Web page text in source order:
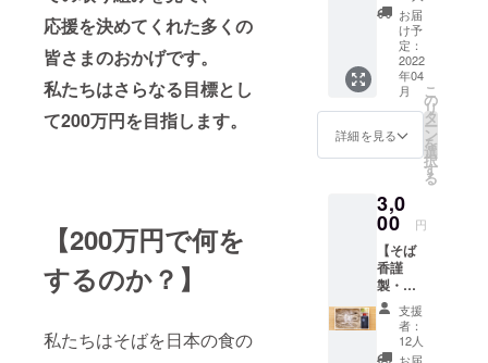
応援を決めてくれた多くの
皆さまのおかげです。
私たちはさらなる目標とし
て200万円を目指します。
【200万円で何を
するのか？】
私たちはそばを日本の食の
もった
メッ
セー
ジ】 支
援され
た画面
を注文
時点で
お見せ
くださ
名店／
日吉店
／妙蓮
寺本店
にて使
用でき
ます。
支援者
限定で
+200円
お届
け予
定：
2022
年04
月
詳細を見る
こ
の
リ
タ
ー
ン
を
選
択
す
る
3,0
00 円
【そば
香謹
製・そ
ばセッ
ト2食
分】送
料込 ・
支援
者：
12人